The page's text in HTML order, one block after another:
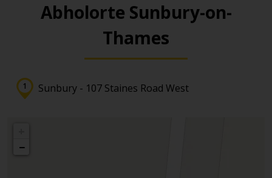
Abholorte Sunbury-on-
Thames
Sunbury - 107 Staines Road West
−